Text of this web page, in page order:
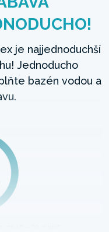
je najjednoduchší
Jednoducho
bazén vodou a